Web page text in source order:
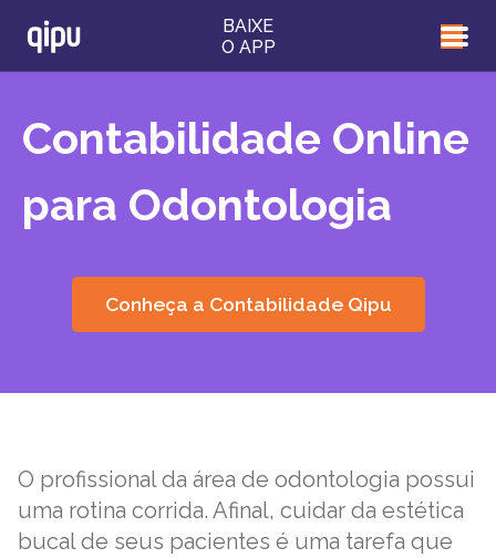
BAIXE
O APP
Contabilidade Online
para Odontologia
Conheça a Contabilidade Qipu
O profissional da área de odontologia possui
uma rotina corrida. Afinal, cuidar da estética
bucal de seus pacientes é uma tarefa que